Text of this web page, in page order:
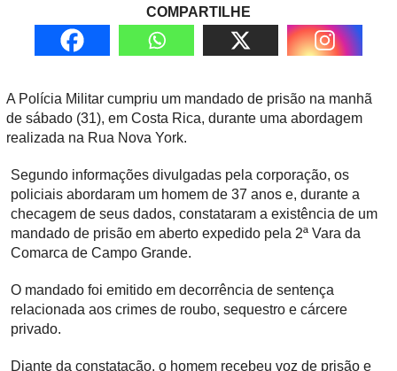
COMPARTILHE
A Polícia Militar cumpriu um mandado de prisão na manhã
de sábado (31), em Costa Rica, durante uma abordagem
realizada na Rua Nova York.
Segundo informações divulgadas pela corporação, os
policiais abordaram um homem de 37 anos e, durante a
checagem de seus dados, constataram a existência de um
mandado de prisão em aberto expedido pela 2ª Vara da
Comarca de Campo Grande.
O mandado foi emitido em decorrência de sentença
relacionada aos crimes de roubo, sequestro e cárcere
privado.
Diante da constatação, o homem recebeu voz de prisão e